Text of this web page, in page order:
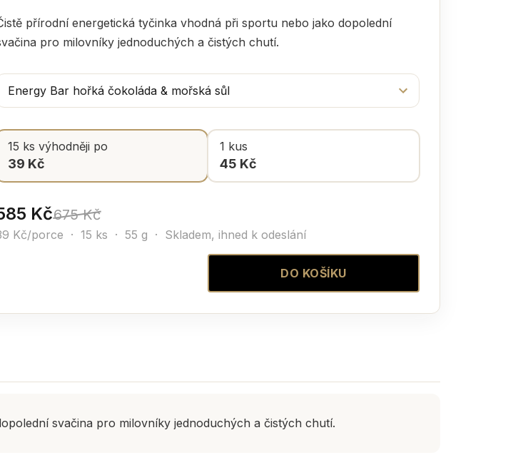
přírodní energetická tyčinka vhodná při sportu nebo jako dopolední
pro milovníky jednoduchých a čistých chutí.
15 ks výhodněji po
39 Kč
1 kus
45 Kč
Kč675 Kč
Kč/porce · 15 ks · 55 g · Skladem, ihned k odeslání
DO KOŠÍKU
svačina pro milovníky jednoduchých a čistých chutí.